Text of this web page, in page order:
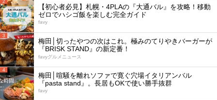
2
【初心者必見】札幌・4PLAの『大通バル』を攻略！移動
ゼロでハシゴ飯を楽しむ完全ガイド
favy
3
梅田│切ったやつの次はこれ。極みのてりやきバーガーが
『BRISK STAND』の新定番！
favyグルメニュース
4
梅田│喧騒を離れソファで寛ぐ穴場イタリアンバル
『pasta stand』。長居もOKで使い勝手抜群
favy